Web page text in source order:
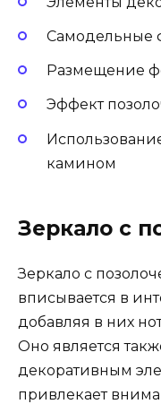
Самодельные
Размещение
Эффект
камином
Зеркало с
Зеркало с
вписывается в
добавляя в них
Оно является
декоративным
привлекает